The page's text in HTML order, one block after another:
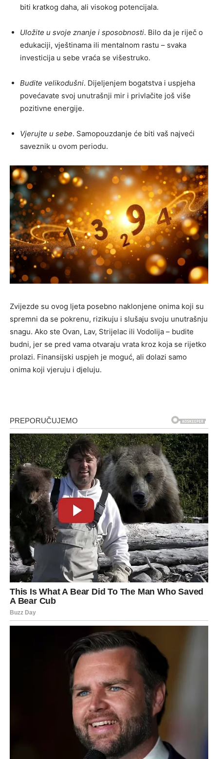
biti kratkog daha, ali visokog potencijala.
Uložite u svoje znanje i sposobnosti. Bilo da je riječ o
edukaciji, vještinama ili mentalnom rastu – svaka
investicija u sebe vraća se višestruko.
Budite velikodušni. Dijeljenjem bogatstva i uspjeha
povećavate svoj unutrašnji mir i privlačite još više
pozitivne energije.
Vjerujte u sebe. Samopouzdanje će biti vaš najveći
saveznik u ovom periodu.
Zvijezde su ovog ljeta posebno naklonjene onima koji su
spremni da se pokrenu, rizikuju i slušaju svoju unutrašnju
snagu. Ako ste Ovan, Lav, Strijelac ili Vodolija – budite
budni, jer se pred vama otvaraju vrata kroz koja se rijetko
prolazi. Finansijski uspjeh je moguć, ali dolazi samo
onima koji vjeruju i djeluju.